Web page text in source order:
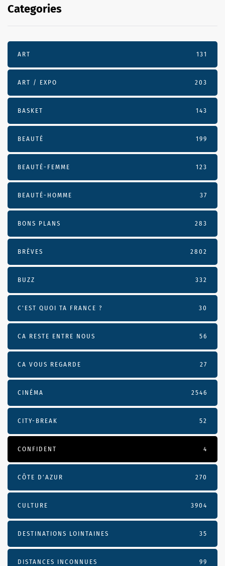
Categories
ART 131
ART / EXPO 203
BASKET 143
BEAUTÉ 199
BEAUTÉ-FEMME 123
BEAUTÉ-HOMME 37
BONS PLANS 283
BRÈVES 2802
BUZZ 332
C'EST QUOI TA FRANCE ? 30
CA RESTE ENTRE NOUS 56
CA VOUS REGARDE 27
CINÉMA 2546
CITY-BREAK 52
CONFIDENT 4
CÔTE D’AZUR 270
CULTURE 3904
DESTINATIONS LOINTAINES 35
DISTANCES INCONNUES 99